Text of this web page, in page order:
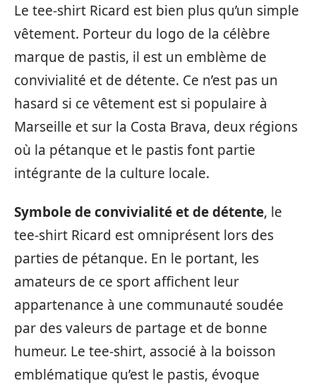
Le tee-shirt Ricard est bien plus qu’un simple
vêtement. Porteur du logo de la célèbre
marque de pastis, il est un emblème de
convivialité et de détente. Ce n’est pas un
hasard si ce vêtement est si populaire à
Marseille et sur la Costa Brava, deux régions
où la pétanque et le pastis font partie
intégrante de la culture locale.
Symbole de convivialité et de détente, le
tee-shirt Ricard est omniprésent lors des
parties de pétanque. En le portant, les
amateurs de ce sport affichent leur
appartenance à une communauté soudée
par des valeurs de partage et de bonne
humeur. Le tee-shirt, associé à la boisson
emblématique qu’est le pastis, évoque